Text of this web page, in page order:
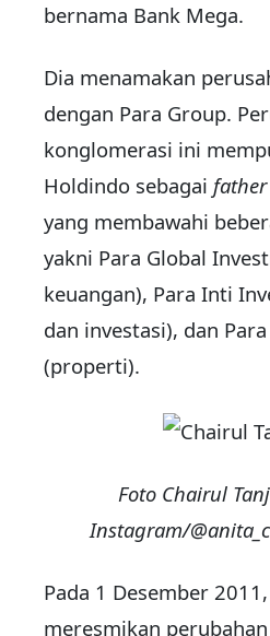
bernama Bank Mega.
Dia menamakan
dengan Para Group.
konglomerasi ini
Holdindo sebagai
yang membawahi
yakni Para Global
keuangan), Para Inti
dan investasi), dan
(properti).
Foto Chairul
Instagram/
Pada 1 Desember
meresmikan